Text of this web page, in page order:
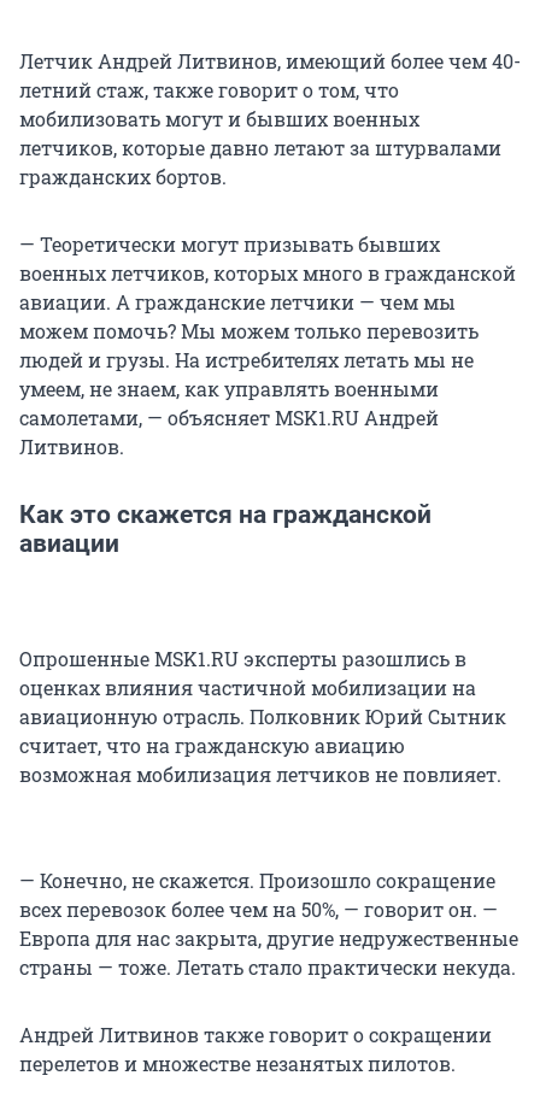
Летчик Андрей Литвинов, имеющий более чем 40-
летний стаж, также говорит о том, что
мобилизовать могут и бывших военных
летчиков, которые давно летают за штурвалами
гражданских бортов.
— Теоретически могут призывать бывших
военных летчиков, которых много в гражданской
авиации. А гражданские летчики — чем мы
можем помочь? Мы можем только перевозить
людей и грузы. На истребителях летать мы не
умеем, не знаем, как управлять военными
самолетами, — объясняет MSK1.RU Андрей
Литвинов.
Как это скажется на гражданской
авиации
Опрошенные MSK1.RU эксперты разошлись в
оценках влияния частичной мобилизации на
авиационную отрасль. Полковник Юрий Сытник
считает, что на гражданскую авиацию
возможная мобилизация летчиков не повлияет.
— Конечно, не скажется. Произошло сокращение
всех перевозок более чем на 50%, — говорит он. —
Европа для нас закрыта, другие недружественные
страны — тоже. Летать стало практически некуда.
Андрей Литвинов также говорит о сокращении
перелетов и множестве незанятых пилотов.